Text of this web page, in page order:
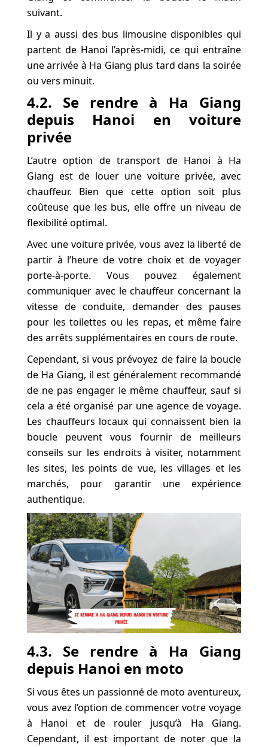
suivant.
Il y a aussi des bus limousine disponibles qui
partent de Hanoi l’après-midi, ce qui entraîne
une arrivée à Ha Giang plus tard dans la soirée
ou vers minuit.
4.2. Se rendre à Ha Giang
depuis Hanoi en voiture
privée
L’autre option de transport de Hanoi à Ha
Giang est de louer une voiture privée, avec
chauffeur. Bien que cette option soit plus
coûteuse que les bus, elle offre un niveau de
flexibilité optimal.
Avec une voiture privée, vous avez la liberté de
partir à l’heure de votre choix et de voyager
porte-à-porte. Vous pouvez également
communiquer avec le chauffeur concernant la
vitesse de conduite, demander des pauses
pour les toilettes ou les repas, et même faire
des arrêts supplémentaires en cours de route.
Cependant, si vous prévoyez de faire la boucle
de Ha Giang, il est généralement recommandé
de ne pas engager le même chauffeur, sauf si
cela a été organisé par une agence de voyage.
Les chauffeurs locaux qui connaissent bien la
boucle peuvent vous fournir de meilleurs
conseils sur les endroits à visiter, notamment
les sites, les points de vue, les villages et les
marchés, pour garantir une expérience
authentique.
4.3. Se rendre à Ha Giang
depuis Hanoi en moto
Si vous êtes un passionné de moto aventureux,
vous avez l’option de commencer votre voyage
à Hanoi et de rouler jusqu’à Ha Giang.
Cependant, il est important de noter que la